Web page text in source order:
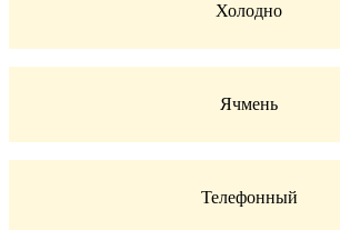
Холодно
Ячмень
Телефонный